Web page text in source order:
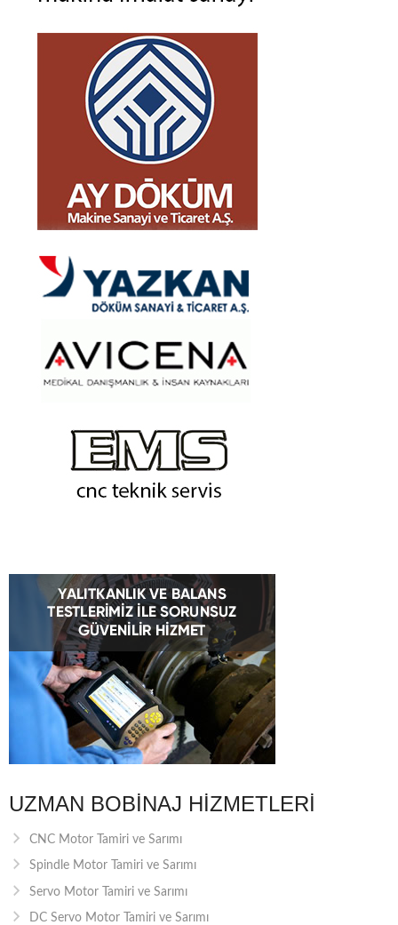
UZMAN BOBINAJ HIZMETLERI
CNC Motor Tamiri ve Sarımı
Spindle Motor Tamiri ve Sarımı
Servo Motor Tamiri ve Sarımı
DC Servo Motor Tamiri ve Sarımı